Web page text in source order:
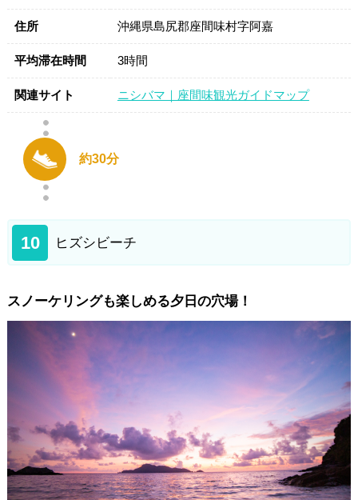
住所 沖縄県島尻郡座間味村字阿嘉
平均滞在時間 3時間
関連サイト ニシバマ｜座間味観光ガイドマップ
約30分
10 ヒズシビーチ
スノーケリングも楽しめる夕日の穴場！